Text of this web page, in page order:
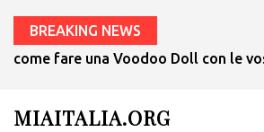
BREAKING NEWS
come fare una Voodoo Doll con le
MIAITALIA.ORG